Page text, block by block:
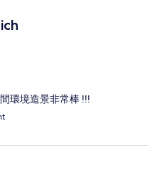
環境造景非常棒 !!!